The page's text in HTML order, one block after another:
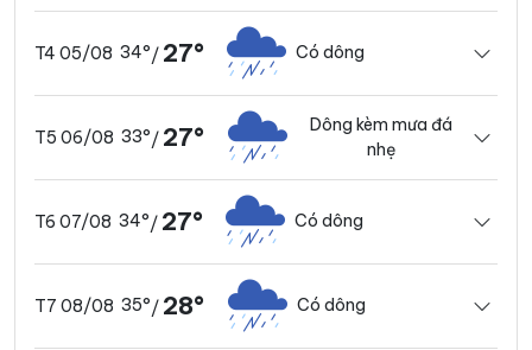
T4 05/08 34°/ 27° Có dông
T5 06/08 33°/ 27°
Dông kèm mưa đá
nhẹ
T6 07/08 34°/ 27° Có dông
T7 08/08 35°/ 28° Có dông